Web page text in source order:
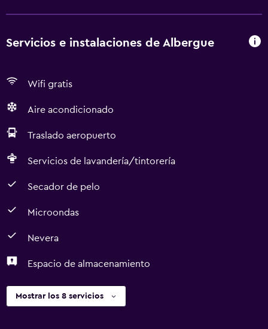
Servicios e instalaciones de Albergue
Wifi gratis
Aire acondicionado
Traslado aeropuerto
Servicios de lavandería/tintorería
Secador de pelo
Microondas
Nevera
Espacio de almacenamiento
Mostrar los 8 servicios